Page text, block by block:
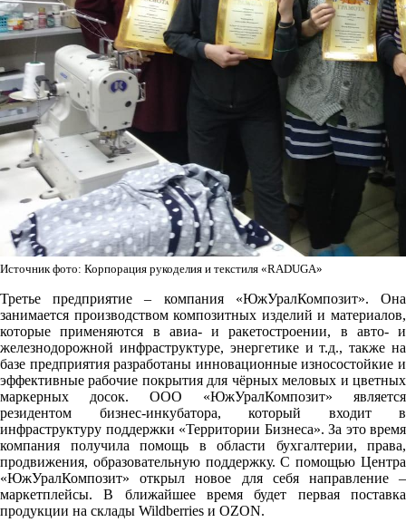
Источник фото: Корпорация рукоделия и текстиля «RADUGA»
Третье предприятие – компания «ЮжУралКомпозит». Она
занимается производством композитных изделий и материалов,
которые применяются в авиа- и ракетостроении, в авто- и
железнодорожной инфраструктуре, энергетике и т.д., также на
базе предприятия разработаны инновационные износостойкие и
эффективные рабочие покрытия для чёрных меловых и цветных
маркерных досок. ООО «ЮжУралКомпозит» является
резидентом бизнес-инкубатора, который входит в
инфраструктуру поддержки «Территории Бизнеса». За это время
компания получила помощь в области бухгалтерии, права,
продвижения, образовательную поддержку. С помощью Центра
«ЮжУралКомпозит» открыл новое для себя направление –
маркетплейсы. В ближайшее время будет первая поставка
продукции на склады Wildberries и OZON.